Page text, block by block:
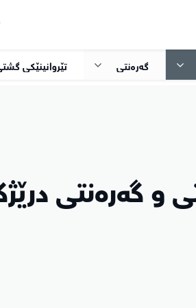
گەرەنتی تێڕوانینێکی
و گەرەنتی